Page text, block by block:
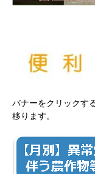
バナーをクリックす
移ります。